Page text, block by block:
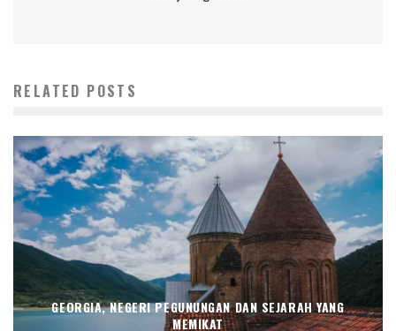
RELATED POSTS
GEORGIA, NEGERI PEGUNUNGAN DAN SEJARAH YANG
MEMIKAT